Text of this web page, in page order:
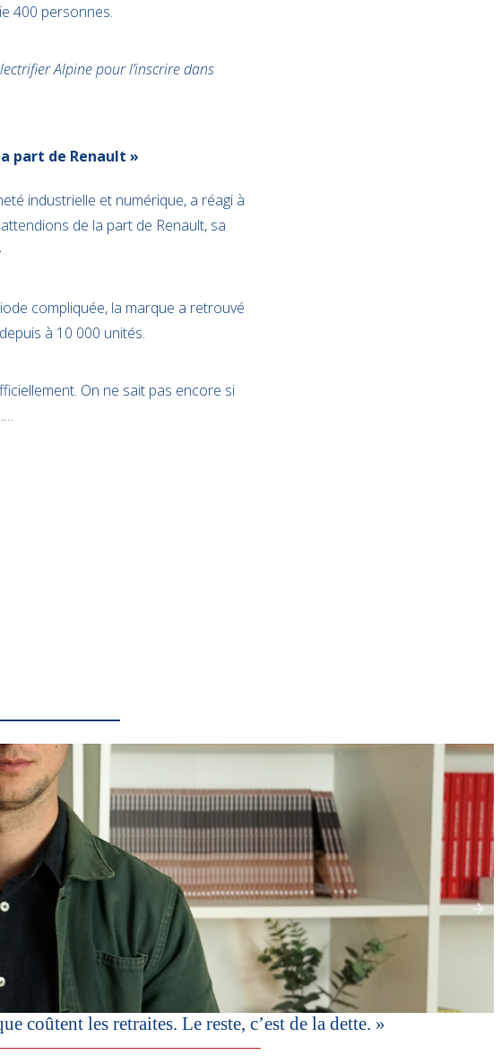
400 personnes.
Alpine pour l’inscrire dans
part de Renault »
industrielle et numérique, a réagi à
de la part de Renault, sa
compliquée, la marque a retrouvé
à 10 000 unités.
On ne sait pas encore si
coûtent les retraites. Le reste, c’est de la dette. »